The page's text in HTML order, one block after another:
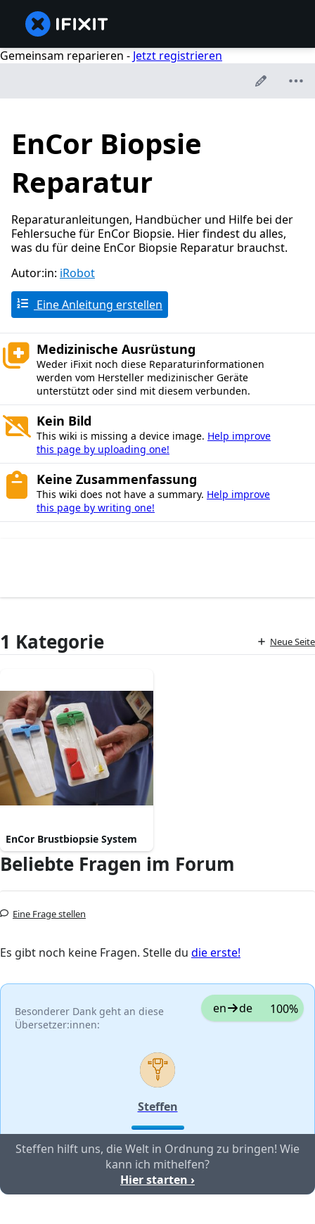
Gemeinsam reparieren - Jetzt registrieren
EnCor Biopsie
Reparatur
Reparaturanleitungen, Handbücher und Hilfe bei der
Fehlersuche für EnCor Biopsie. Hier findest du alles,
was du für deine EnCor Biopsie Reparatur brauchst.
Autor:in: iRobot
Eine Anleitung erstellen
Medizinische Ausrüstung
Weder iFixit noch diese Reparaturinformationen
werden vom Hersteller medizinischer Geräte
unterstützt oder sind mit diesem verbunden.
Kein Bild
This wiki is missing a device image. Help improve
this page by uploading one!
Keine Zusammenfassung
This wiki does not have a summary. Help improve
this page by writing one!
1 Kategorie Neue Seite
EnCor Brustbiopsie System
Beliebte Fragen im Forum
Eine Frage stellen
Es gibt noch keine Fragen. Stelle du die erste!
Besonderer Dank geht an diese
Übersetzer:innen:
en de 100%
Steffen
Steffen hilft uns, die Welt in Ordnung zu bringen! Wie
kann ich mithelfen?
Hier starten ›